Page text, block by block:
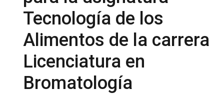
Tecnología de los
Alimentos de la carrera
Licenciatura en
Bromatología